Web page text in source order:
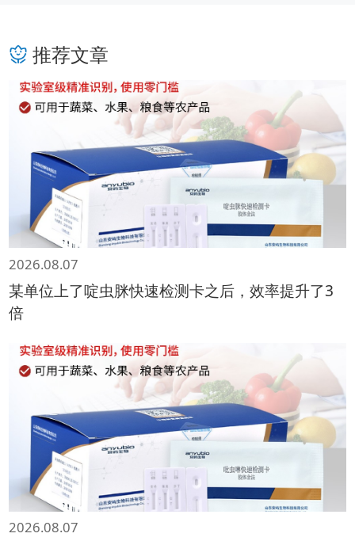
推荐文章
2026.08.07
某单位上了啶虫脒快速检测卡之后，效率提升了3
倍
2026.08.07